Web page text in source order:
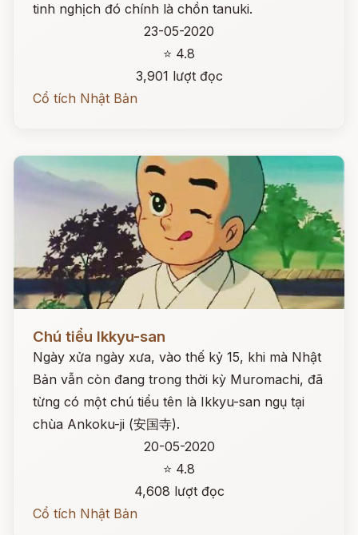
tinh nghịch đó chính là chồn tanuki.
23-05-2020
⭐ 4.8
3,901 lượt đọc
Cổ tích Nhật Bản
Chú tiểu Ikkyu-san
Ngày xửa ngày xưa, vào thế kỷ 15, khi mà Nhật
Bản vẫn còn đang trong thời kỳ Muromachi, đã
từng có một chú tiểu tên là Ikkyu-san ngụ tại
chùa Ankoku-ji (安国寺).
20-05-2020
⭐ 4.8
4,608 lượt đọc
Cổ tích Nhật Bản